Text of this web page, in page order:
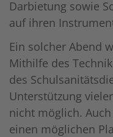
Darbietung sowie
auf ihren
Ein solcher Abend
Mithilfe des
des
Unterstützung
nicht möglich.
einen möglichen